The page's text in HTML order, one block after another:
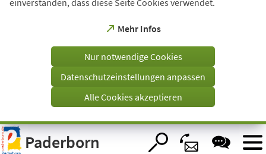
Visuelle
Assistenzsoftware
öffnen.
einverstanden, dass diese Seite Cookies verwendet.
Mehr Infos
(Öffnet
einem
Tab)
Nur notwendige Cookies
Datenschutzeinstellungen anpassen
Alle Cookies akzeptieren
Paderborn